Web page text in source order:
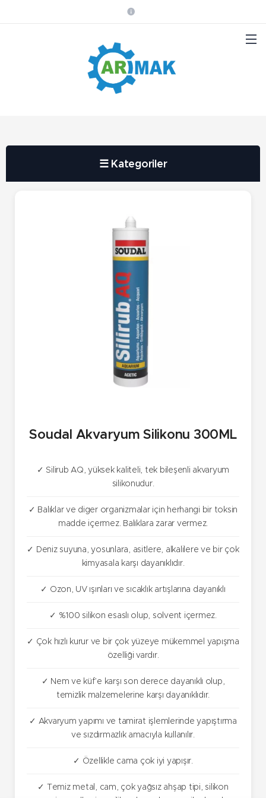
☰ Kategoriler
Soudal Akvaryum Silikonu 300ML
✓ Silirub AQ, yüksek kaliteli, tek bileşenli akvaryum
silikonudur.
✓ Balıklar ve diger organizmalar için herhangi bir toksin
madde içermez. Balıklara zarar vermez.
✓ Deniz suyuna, yosunlara, asitlere, alkalilere ve bir çok
kimyasala karşı dayanıklıdır.
✓ Ozon, UV ışınları ve sıcaklık artışlarına dayanıklı
✓ %100 silikon esaslı olup, solvent içermez.
✓ Çok hızlı kurur ve bir çok yüzeye mükemmel yapışma
özelliği vardır.
✓ Nem ve küf’e karşı son derece dayanıklı olup,
temizlik malzemelerine karşı dayanıklıdır.
✓ Akvaryum yapımı ve tamirat işlemlerinde yapıştırma
ve sızdırmazlık amacıyla kullanılır.
✓ Özellikle cama çok iyi yapışır.
✓ Temiz metal, cam, çok yağsız ahşap tipi, silikon